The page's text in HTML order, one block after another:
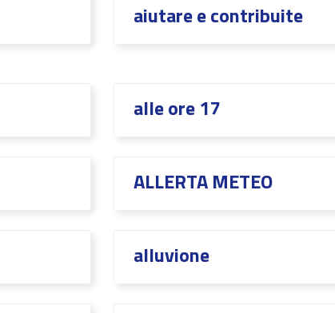
aiutare e contribuite
alle ore 17
ALLERTA METEO
alluvione